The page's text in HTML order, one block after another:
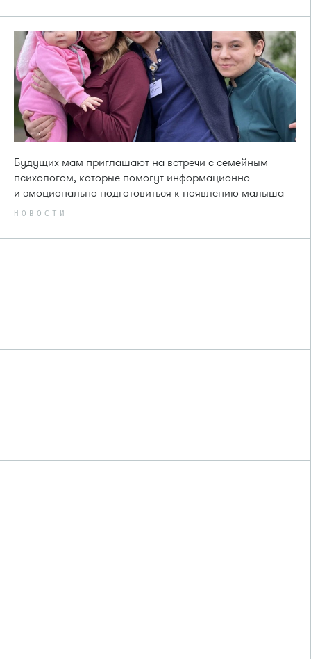
Будущих мам приглашают на встречи с семейным
психологом, которые помогут информационно
и эмоционально подготовиться к появлению малыша
НОВОСТИ